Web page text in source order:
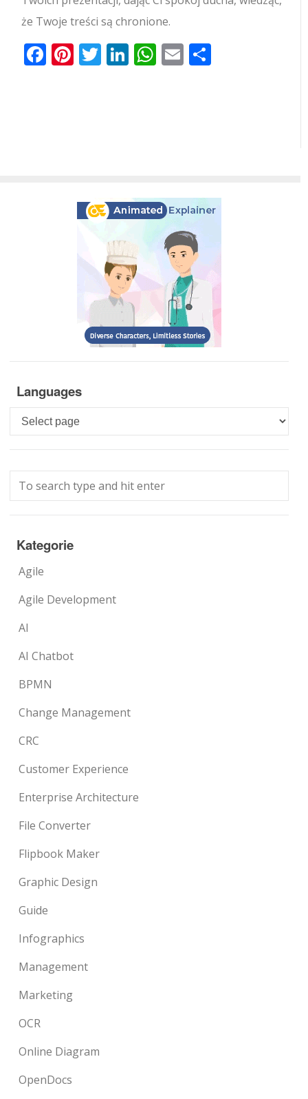
że Twoje treści są chronione.
Facebook
Pinterest
Twitter
LinkedIn
WhatsApp
Email
Languages
Languages
Kategorie
Agile
Agile Development
AI
AI Chatbot
BPMN
Change Management
CRC
Customer Experience
Enterprise Architecture
File Converter
Flipbook Maker
Graphic Design
Guide
Infographics
Management
Marketing
OCR
Online Diagram
OpenDocs